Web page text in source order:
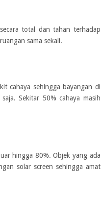
total dan tahan terhadap
sama sekali.
cahaya sehingga bayangan di
Sekitar 50% cahaya masih
hingga 80%. Objek yang ada
solar screen sehingga amat